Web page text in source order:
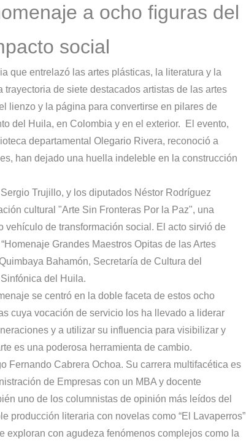
a ocho figuras del
social
que entrelazó las artes plásticas, la literatura y la
de siete destacados artistas de las artes
lienzo y la página para convertirse en pilares de
del Huila, en Colombia y en el exterior. El evento,
departamental Olegario Rivera, reconoció a
han dejado una huella indeleble en la construcción
Trujillo, y los diputados Néstor Rodríguez
cultural "Arte Sin Fronteras Por la Paz", una
de transformación social. El acto sirvió de
Grandes Maestros Opitas de las Artes
Bahamón, Secretaría de Cultura del
del Huila.
se centró en la doble faceta de estos ocho
cuya vocación de servicio los ha llevado a liderar
y a utilizar su influencia para visibilizar y
es una poderosa herramienta de cambio.
Fernando Cabrera Ochoa. Su carrera multifacética es
de Empresas con un MBA y docente
uno de los columnistas de opinión más leídos del
producción literaria con novelas como “El Lavaperros”
exploran con agudeza fenómenos complejos como la